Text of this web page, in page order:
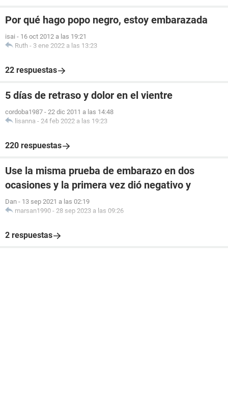
Por qué hago popo negro, estoy embarazada
isai - 16 oct 2012 a las 19:21
Ruth - 3 ene 2022 a las 13:23
22 respuestas
5 días de retraso y dolor en el vientre
cordoba1987 - 22 dic 2011 a las 14:48
lisanna - 24 feb 2022 a las 19:23
220 respuestas
Use la misma prueba de embarazo en dos
ocasiones y la primera vez dió negativo y
Dan - 13 sep 2021 a las 02:19
marsan1990 - 28 sep 2023 a las 09:26
2 respuestas